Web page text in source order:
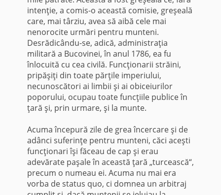
intenţie, a comis-o această comisie, greşeală
care, mai târziu, avea să aibă cele mai
nenorocite urmări pentru munteni.
Desrădicându-se, adică, administraţia
militară a Bucovinei, în anul 1786, ea fu
înlocuită cu cea civilă. Funcţionarii străini,
pripăşiţi din toate părţile imperiului,
necunoscători ai limbii şi ai obiceiurilor
poporului, ocupau toate funcţiile publice în
ţară şi, prin urmare, şi la munte.
Acuma începură zile de grea încercare şi de
adânci suferinţe pentru munteni, căci aceşti
funcţionari îşi făceau de cap şi erau
adevărate paşale în această ţară „turcească“,
precum o numeau ei. Acuma nu mai era
vorba de status quo, ci domnea un arbitraj